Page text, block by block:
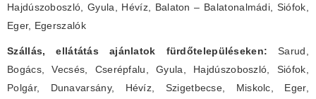
Hajdúszoboszló, Gyula, Hévíz, Balaton – Balatonalmádi, Siófok,
Eger, Egerszalók
Szállás, ellátátás ajánlatok fürdőtelepüléseken:Sarud,
Bogács, Vecsés, Cserépfalu, Gyula, Hajdúszoboszló, Siófok,
Polgár, Dunavarsány, Hévíz, Szigetbecse, Miskolc, Eger,